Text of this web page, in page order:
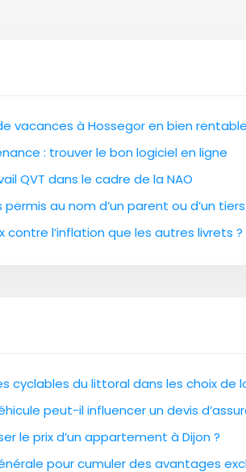
vacances à Hossegor en bien
: trouver le bon logiciel en ligne
QVT dans le cadre de la NAO
au nom d’un parent ou d’un tiers
contre l’inflation que les autres livrets ?
cyclables du littoral dans les choix de
peut-il influencer un devis
le prix d’un appartement à Dijon ?
pour cumuler des avantages